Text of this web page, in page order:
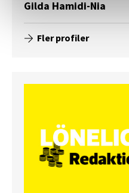
Gilda Hamidi-Nia
Fler profiler